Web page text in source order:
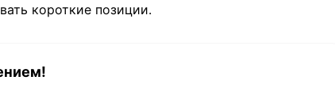
короткие позиции.